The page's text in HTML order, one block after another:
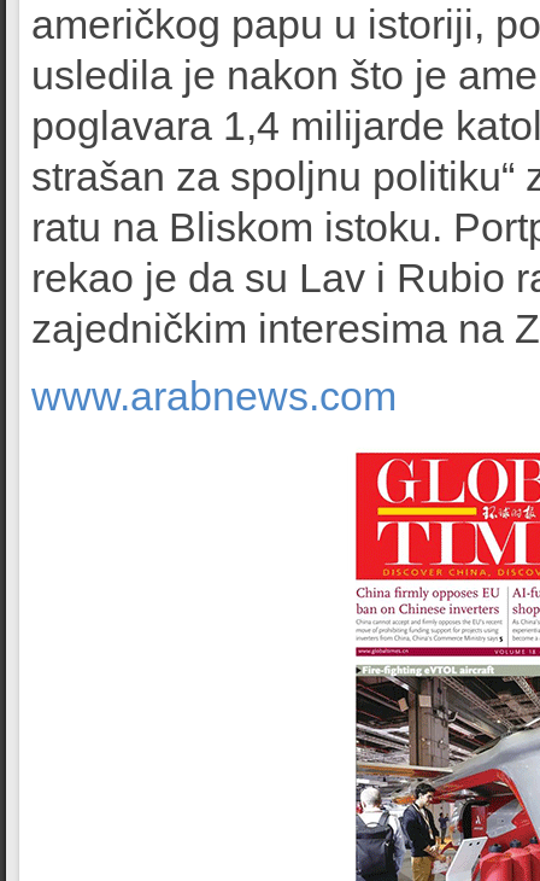
američkog papu u istoriji,
usledila je nakon što je
poglavara 1,4 milijarde
strašan za spoljnu
ratu na Bliskom istoku.
rekao je da su Lav i Rubio
zajedničkim interesima na
www.arabnews.com